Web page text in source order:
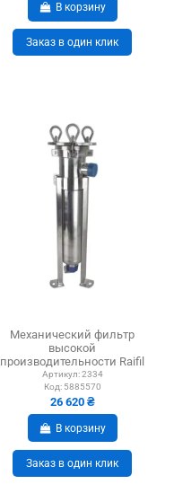
В корзину
Заказ в один клик
Механический фильтр
высокой
производительности Raifil
BFH-3 1.5 дюймов
мешочного типа
Артикул:2334
Код: 5885570
26 620 ₴
В корзину
Заказ в один клик